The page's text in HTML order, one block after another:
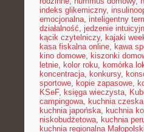
indeks glikemiczny,
emocjonalna, inteligentny
działalność, jedzenie
kącik czytelniczy, kajaki
kasa fiskalna online, kawa
kino domowe, kiszonki
letnie, kolor roku, komórka
koncentracja, konkursy,
sportowe, kopie zapasowe,
KSeF, księga wieczysta,
campingowa, kuchnia czeska
kuchnia japońska, kuchnia
niskobudżetowa, kuchnia
kuchnia regionalna Małopolski